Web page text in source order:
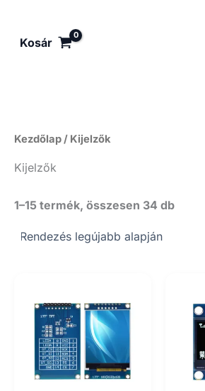
content
Kosár
Kezdőlap/ Kijelzők
Kijelzők
1–15 termék, összesen 34 dbSorted